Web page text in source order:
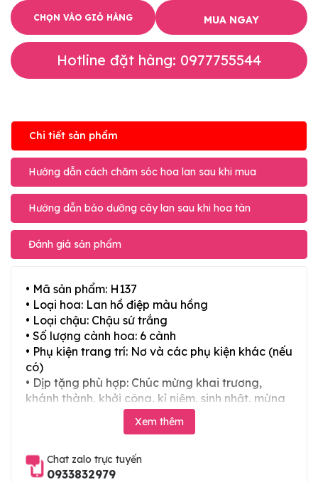
CHỌN VÀO GIỎ HÀNG MUA NGAY
Hotline đặt hàng: 0977755544
Chi tiết sản phẩm
Hướng dẫn cách chăm sóc hoa lan sau khi mua
Hướng dẫn bảo dưỡng cây lan sau khi hoa tàn
Đánh giá sản phẩm
• Mã sản phẩm: H137
• Loại hoa: Lan hồ điệp màu hồng
• Loại chậu: Chậu sứ trắng
• Số lượng cành hoa: 6 cành
• Phụ kiện trang trí: Nơ và các phụ kiện khác (nếu
có)
• Dịp tặng phù hợp: Chúc mừng khai trương,
khánh thành, khởi công, kỉ niệm, sinh nhật, mừng
thọ, mừng cưới, tân gia và các ngày lễ tết trong
Xem thêm
Chat zalo trực tuyến
0933832979